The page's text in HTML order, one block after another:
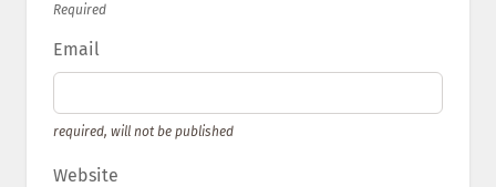
Required
Email
required, will not be published
Website